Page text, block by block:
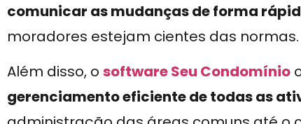
comunicar as mudanças de forma
moradores estejam cientes das normas.
Além disso, o software Seu Condomínio
gerenciamento eficiente de todas as